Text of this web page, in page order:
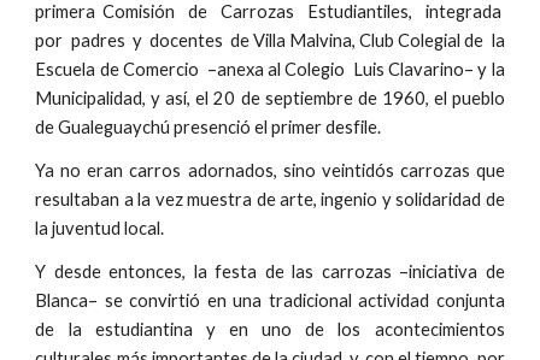
primera Comisión de Carrozas Estudiantiles, integrada
por padres y docentes de Villa Malvina, Club Colegial de la
Escuela de Comercio –anexa al Colegio Luis Clavarino– y la
Municipalidad, y así, el 20 de septiembre de 1960, el pueblo
de Gualeguaychú presenció el primer desfile.
Ya no eran carros adornados, sino veintidós carrozas que
resultaban a la vez muestra de arte, ingenio y solidaridad de
la juventud local.
Y desde entonces, la festa de las carrozas –iniciativa de
Blanca– se convirtió en una tradicional actividad conjunta
de la estudiantina y en uno de los acontecimientos